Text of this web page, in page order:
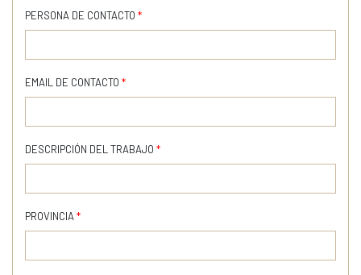
PERSONA DE CONTACTO *
EMAIL DE CONTACTO *
DESCRIPCIÓN DEL TRABAJO *
PROVINCIA *